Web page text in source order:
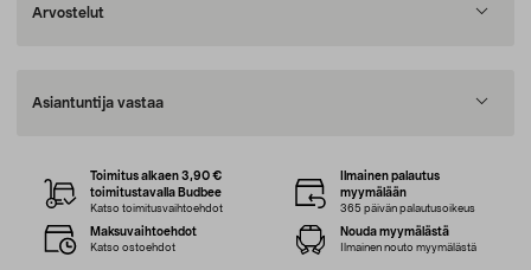
Arvostelut
Asiantuntija vastaa
Toimitus alkaen 3,90 €
toimitustavalla Budbee
Katso toimitusvaihtoehdot
Ilmainen palautus
myymälään
365 päivän palautusoikeus
Maksuvaihtoehdot
Katso ostoehdot
Nouda myymälästä
Ilmainen nouto myymälästä